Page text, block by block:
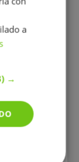
a
→